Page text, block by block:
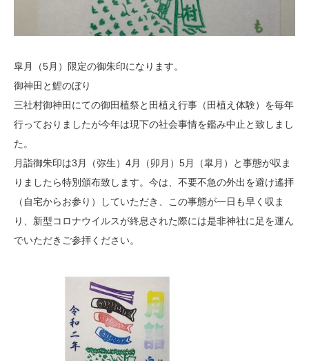
皐月（5月）限定の御朱印になります。
御神田と鯉のぼり
三社村御神田にての御田植祭と田植え行事（田植え体験）を毎年
行っておりましたが今年は現下の社会事情を鑑み中止と致しまし
た。
月詣御朱印は3月（弥生）4月（卯月）5月（皐月）と事態が収ま
りましたら特別頒布致します。今は、不要不急の外出を避け遙拝
（自宅からお参り）していただき、この事態が一日も早く収ま
り、新型コロナウイルスが終息された際には是非神社に足を運ん
でいただきご参拝ください。